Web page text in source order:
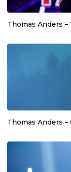
Thomas Anders –
Thomas Anders –